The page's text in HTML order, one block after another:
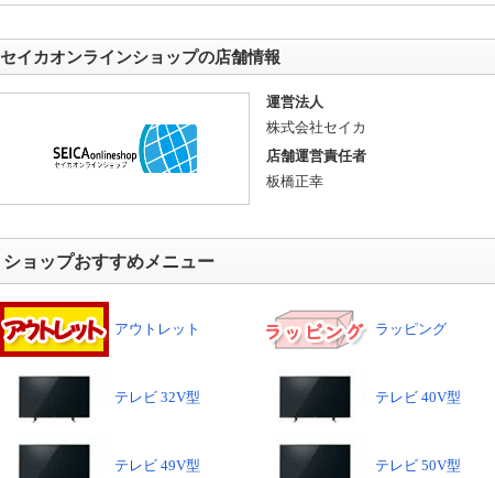
セイカオンラインショップの店舗情報
運営法人
株式会社セイカ
店舗運営責任者
板橋正幸
ショップおすすめメニュー
アウトレット ラッピング
テレビ 32V型 テレビ 40V型
テレビ 49V型 テレビ 50V型